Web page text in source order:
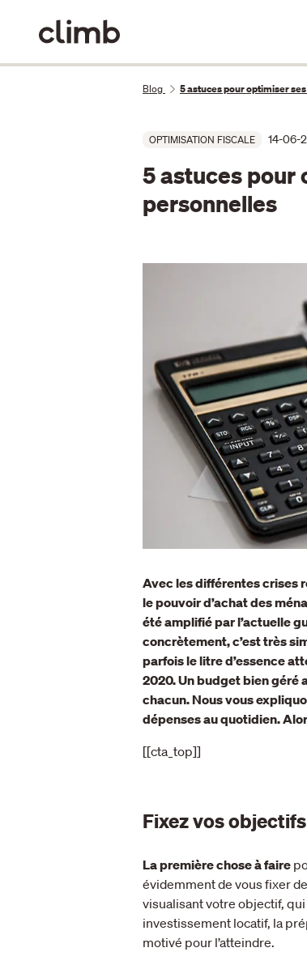
Blog 5 astuces pour optimiser
OPTIMISATION FISCALE 14-06-
5 astuces pour
personnelles
Avec les différentes crises
le pouvoir d’achat des
été amplifié par l’actuelle
concrètement, c’est très
parfois le litre d’essence
2020. Un budget bien géré
chacun. Nous vous
dépenses au quotidien.
[[cta_top]]
Fixez vos objectifs
La première chose à faire
évidemment de vous fixer
visualisant votre objectif,
investissement locatif, la
motivé pour l’atteindre.